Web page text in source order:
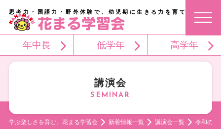
思考力・国語力・野外体験で、幼児期に生きる力を育てる。
年中長 低学年 高学年
講演会
学ぶ楽しさを育む。花まる学習会 新着情報一覧 講演会一覧 令和の母